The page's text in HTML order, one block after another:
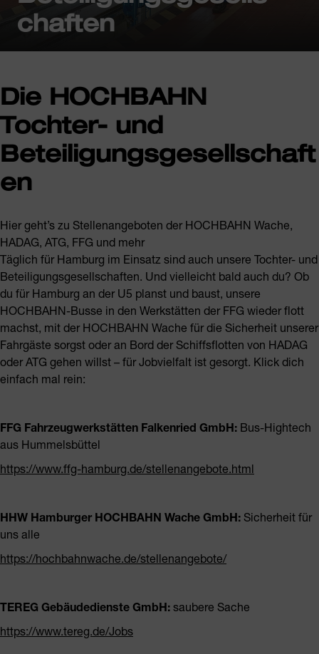
chaften
Die HOCHBAHN
Tochter- und
Beteiligungsgesellschaft
en
Hier geht’s zu Stellenangeboten der HOCHBAHN Wache,
HADAG, ATG, FFG und mehr
Täglich für Hamburg im Einsatz sind auch unsere Tochter- und
Beteiligungsgesellschaften. Und vielleicht bald auch du? Ob
du für Hamburg an der U5 planst und baust, unsere
HOCHBAHN-Busse in den Werkstätten der FFG wieder flott
machst, mit der HOCHBAHN Wache für die Sicherheit unserer
Fahrgäste sorgst oder an Bord der Schiffsflotten von HADAG
oder ATG gehen willst – für Jobvielfalt ist gesorgt. Klick dich
einfach mal rein:
FFG Fahrzeugwerkstätten Falkenried GmbH: Bus-Hightech
aus Hummelsbüttel
https://www.ffg-hamburg.de/stellenangebote.html
HHW Hamburger HOCHBAHN Wache GmbH: Sicherheit für
uns alle
https://hochbahnwache.de/stellenangebote/
TEREG Gebäudedienste GmbH: saubere Sache
https://www.tereg.de/Jobs